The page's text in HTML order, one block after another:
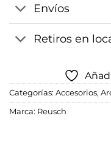
Envíos
Retiros en
Categorías: Accesorios,
Marca: Reusch